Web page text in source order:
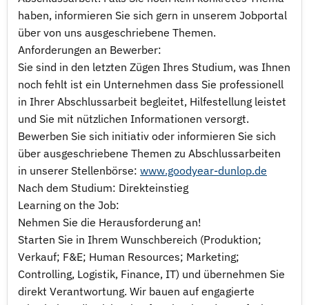
haben, informieren Sie sich gern in unserem Jobportal
über von uns ausgeschriebene Themen.
Anforderungen an Bewerber:
Sie sind in den letzten Zügen Ihres Studium, was Ihnen
noch fehlt ist ein Unternehmen dass Sie professionell
in Ihrer Abschlussarbeit begleitet, Hilfestellung leistet
und Sie mit nützlichen Informationen versorgt.
Bewerben Sie sich initiativ oder informieren Sie sich
über ausgeschriebene Themen zu Abschlussarbeiten
in unserer Stellenbörse: www.goodyear-dunlop.de
Nach dem Studium: Direkteinstieg
Learning on the Job:
Nehmen Sie die Herausforderung an!
Starten Sie in Ihrem Wunschbereich (Produktion;
Verkauf; F&E; Human Resources; Marketing;
Controlling, Logistik, Finance, IT) und übernehmen Sie
direkt Verantwortung. Wir bauen auf engagierte